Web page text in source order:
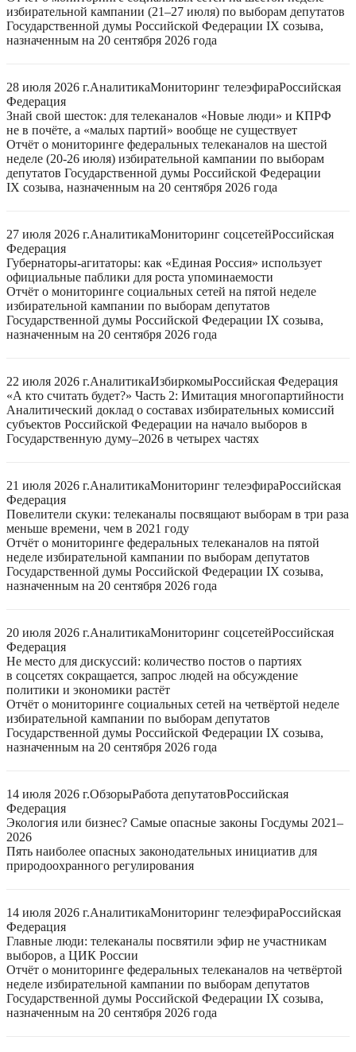
избирательной кампании (21–27 июля) по выборам депутатов
Государственной думы Российской Федерации IX созыва,
назначенным на 20 сентября 2026 года
28 июля 2026 г.АналитикаМониторинг телеэфираРоссийская
Федерация
Знай свой шесток: для телеканалов «Новые люди» и КПРФ
не в почёте, а «малых партий» вообще не существует
Отчёт о мониторинге федеральных телеканалов на шестой
неделе (20-26 июля) избирательной кампании по выборам
депутатов Государственной думы Российской Федерации
IX созыва, назначенным на 20 сентября 2026 года
27 июля 2026 г.АналитикаМониторинг соцсетейРоссийская
Федерация
Губернаторы-агитаторы: как «Единая Россия» использует
официальные паблики для роста упоминаемости
Отчёт о мониторинге социальных сетей на пятой неделе
избирательной кампании по выборам депутатов
Государственной думы Российской Федерации IX созыва,
назначенным на 20 сентября 2026 года
22 июля 2026 г.АналитикаИзбиркомыРоссийская Федерация
«А кто считать будет?» Часть 2: Имитация многопартийности
Аналитический доклад о составах избирательных комиссий
субъектов Российской Федерации на начало выборов в
Государственную думу–2026 в четырех частях
21 июля 2026 г.АналитикаМониторинг телеэфираРоссийская
Федерация
Повелители скуки: телеканалы посвящают выборам в три раза
меньше времени, чем в 2021 году
Отчёт о мониторинге федеральных телеканалов на пятой
неделе избирательной кампании по выборам депутатов
Государственной думы Российской Федерации IX созыва,
назначенным на 20 сентября 2026 года
20 июля 2026 г.АналитикаМониторинг соцсетейРоссийская
Федерация
Не место для дискуссий: количество постов о партиях
в соцсетях сокращается, запрос людей на обсуждение
политики и экономики растёт
Отчёт о мониторинге социальных сетей на четвёртой неделе
избирательной кампании по выборам депутатов
Государственной думы Российской Федерации IX созыва,
назначенным на 20 сентября 2026 года
14 июля 2026 г.ОбзорыРабота депутатовРоссийская
Федерация
Экология или бизнес? Самые опасные законы Госдумы 2021–
2026
Пять наиболее опасных законодательных инициатив для
природоохранного регулирования
14 июля 2026 г.АналитикаМониторинг телеэфираРоссийская
Федерация
Главные люди: телеканалы посвятили эфир не участникам
выборов, а ЦИК России
Отчёт о мониторинге федеральных телеканалов на четвёртой
неделе избирательной кампании по выборам депутатов
Государственной думы Российской Федерации IX созыва,
назначенным на 20 сентября 2026 года